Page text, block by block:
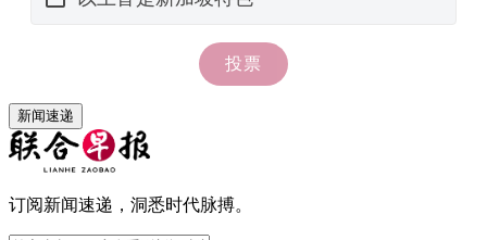
新闻速递
订阅新闻速递，洞悉时代脉搏。